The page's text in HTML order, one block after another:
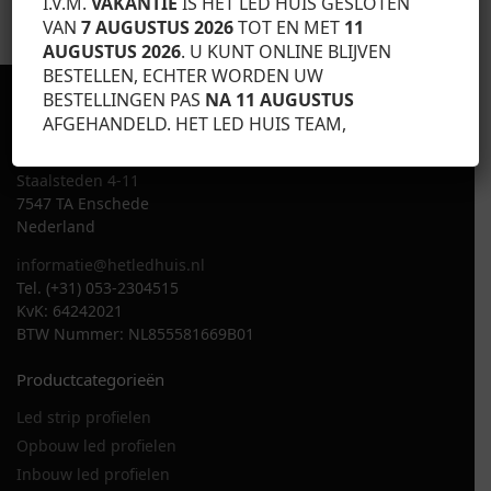
PayPal / Ideal/ Op Rekening
Contactgegevens
Staalsteden 4-11
7547 TA Enschede
Nederland
informatie@hetledhuis.nl
Tel. (+31) 053-2304515
KvK: 64242021
BTW Nummer: NL855581669B01
Productcategorieën
Led strip profielen
Opbouw led profielen
Inbouw led profielen
VAN7 AUGUSTUS 2026TOT EN MET 11
AUGUSTUS 2026. U KUNT ONLINE BLIJVEN
BESTELLEN, ECHTER WORDEN UW
BESTELLINGEN PAS NA 11 AUGUSTUS
AFGEHANDELD. HET LED HUIS TEAM,